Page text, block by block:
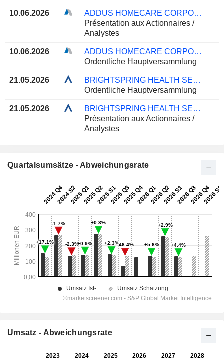
10.06.2026
ADDUS HOMECARE CORPORATION
Présentation aux Actionnaires /
Analystes
10.06.2026
ADDUS HOMECARE CORPORATION
Ordentliche Hauptversammlung
21.05.2026
BRIGHTSPRING HEALTH SERVICES, INC.
Ordentliche Hauptversammlung
21.05.2026
BRIGHTSPRING HEALTH SERVICES, INC.
Présentation aux Actionnaires /
Analystes
Quartalsumsätze - Abweichungsrate
Umsatz - Abweichungsrate